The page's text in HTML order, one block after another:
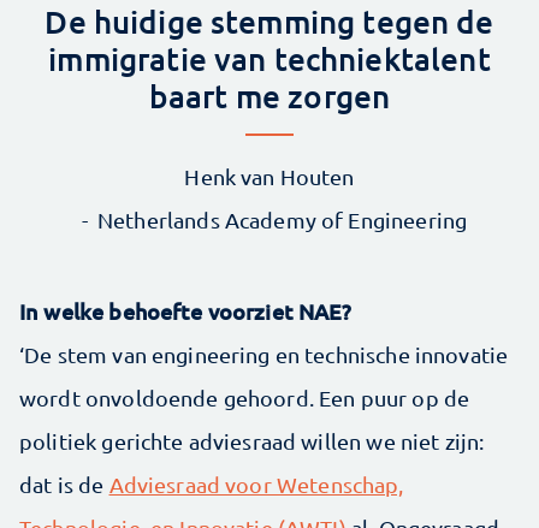
De huidige stemming tegen de
immigratie van techniektalent
baart me zorgen
Henk van Houten
Netherlands Academy of Engineering
In welke behoefte voorziet NAE?
‘De stem van engineering en technische innovatie
wordt onvoldoende gehoord. Een puur op de
politiek gerichte adviesraad willen we niet zijn:
dat is de Adviesraad voor Wetenschap,